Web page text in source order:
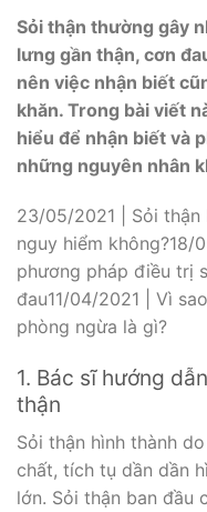
Sỏi thận thường gây
lưng gần thận, cơn
nên việc nhận biết
khăn. Trong bài viết
hiểu để nhận biết và
những nguyên nhân
23/05/2021 | Sỏi thận
nguy hiểm không?18/
phương pháp điều trị
đau11/04/2021 | Vì
phòng ngừa là gì?
1. Bác sĩ hướng
thận
Sỏi thận hình thành
chất, tích tụ dần dần
lớn. Sỏi thận ban đầu